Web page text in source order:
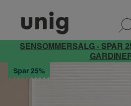
SENSOMMERSALG - SPAR
Spar 25%